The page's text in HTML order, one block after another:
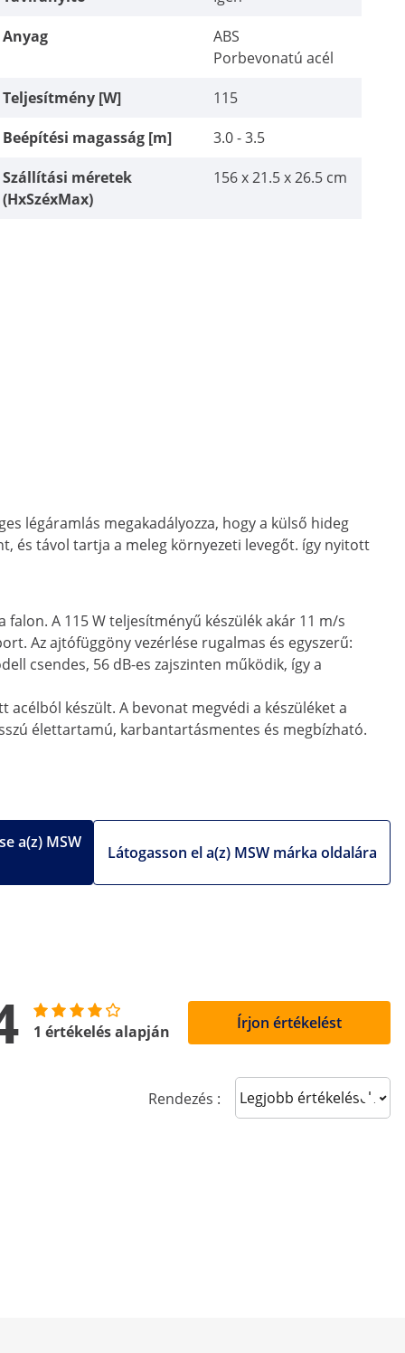
Anyag
ABS
Porbevonatú acél
Teljesítmény [W]
115
Beépítési magasság [m]
3.0 - 3.5
Szállítási méretek
(HxSzéxMax)
156 x 21.5 x 26.5 cm
légáramlás megakadályozza, hogy a külső hideg
és távol tartja a meleg környezeti levegőt. így nyitott
A 115 W teljesítményű készülék akár 11 m/s
Az ajtófüggöny vezérlése rugalmas és egyszerű:
csendes, 56 dB-es zajszinten működik, így a
készült. A bevonat megvédi a készüléket a
élettartamú, karbantartásmentes és megbízható.
Látogasson el a(z) MSW márka oldalára
a(z) MSW
1 értékelés alapján Írjon értékelést
Rendezés : Sort reviews